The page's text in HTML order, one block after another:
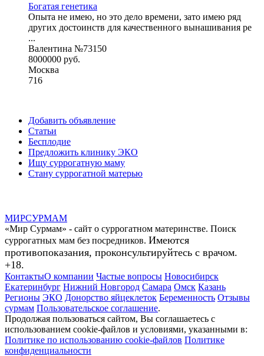
Богатая генетика
Опыта не имею, но это дело времени, зато имею ряд
других достоинств для качественного вынашивания ре
...
Валентина №73150
8000000 руб.
Москва
716
Добавить объявление
Статьи
Бесплодие
Предложить клинику ЭКО
Ищу суррогатную маму
Стану суррогатной матерью
МИРСУРМАМ
«Мир Сурмам» - сайт о суррогатном материнстве. Поиск
суррогатных мам без посредников. Имеются
противопоказания, проконсультируйтесь с врачом.
+18.
КонтактыО компании Частые вопросы Новосибирск
Екатеринбург Нижний Новгород Самара Омск Казань
Регионы ЭКО Донорство яйцеклеток Беременность Отзывы
сурмам Пользовательское соглашение.
Продолжая пользоваться сайтом, Вы соглашаетесь с
использованием cookie-файлов и условиями, указанными в:
Политике по использованию cookie-файлов Политике
конфиденциальности